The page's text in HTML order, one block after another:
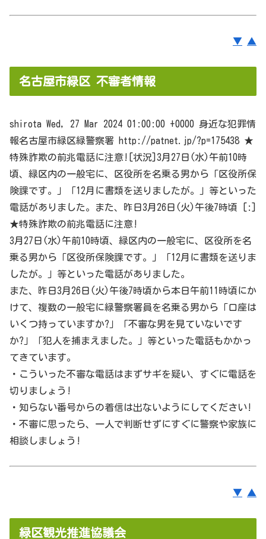
▼ ▲
名古屋市緑区 不審者情報
shirota Wed, 27 Mar 2024 01:00:00 +0000 身近な犯罪情
報名古屋市緑区緑警察署 http://patnet.jp/?p=175438 ★
特殊詐欺の前兆電話に注意![状況]3月27日(水)午前10時
頃、 緑区内の一般宅に、区役所を名乗る男から「区役所保
険課です。」「12月に書類を送りましたが。」等といった
電話がありました。また、昨日3月26日(火)午後7時頃 [:]
★特殊詐欺の前兆電話に注意!
3月27日(水)午前10時頃、 緑区内の一般宅に、区役所を名
乗る男から「区役所保険課です。」「12月に書類を送りま
したが。」等といった電話がありました。
また、昨日3月26日(火)午後7時頃から本日午前11時頃にか
けて、複数の一般宅に緑警察署員を名乗る男から「口座は
いくつ持っていますか?」「不審な男を見ていないです
か?」「犯人を捕まえました。」等といった電話もかかっ
てきています。
・こういった不審な電話はまずサギを疑い、すぐに電話を
切りましょう!
・知らない番号からの着信は出ないようにしてください!
・不審に思ったら、一人で判断せずにすぐに警察や家族に
相談しましょう!
▼ ▲
緑区観光推進協議会